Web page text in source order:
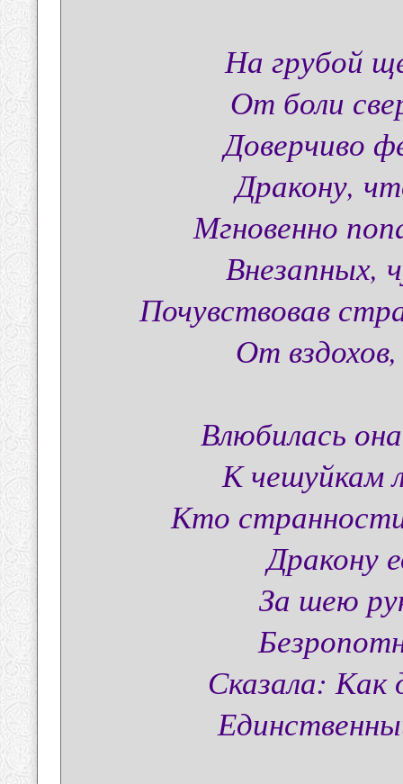
На грубой
От боли
Доверчиво
Дракону,
Мгновенно
Внезапных,
Почувствовав
От
Влюбилась
К чешуйкам
Кто
Дракону
За шею
Сказала: Как